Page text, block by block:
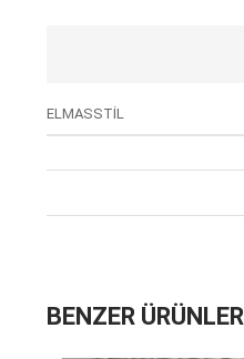
ELMASSTİL
BENZER ÜRÜNLER